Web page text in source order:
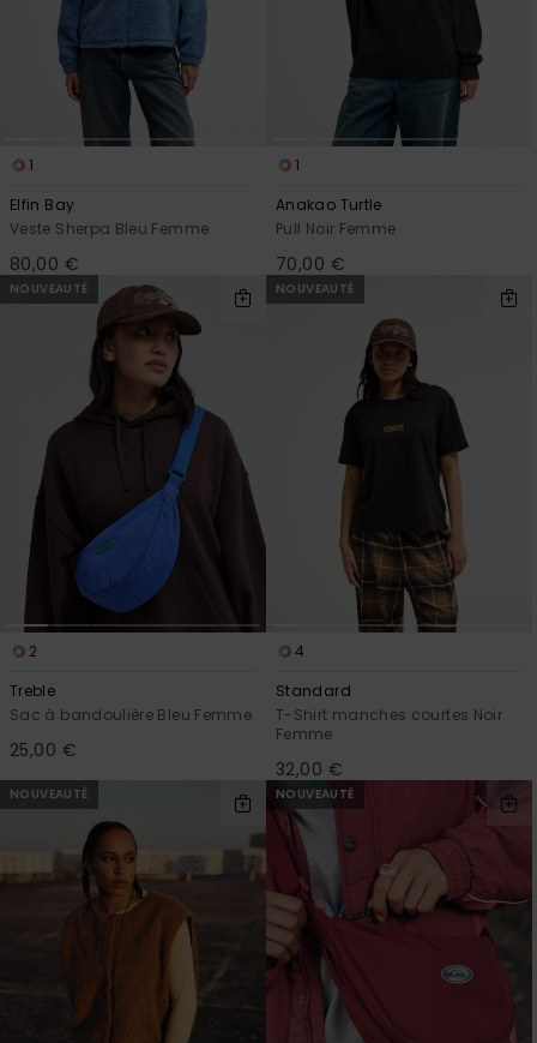
1
Elfin Bay
Veste Sherpa Bleu Femme
80,00 €
1
Anakao Turtle
Pull Noir Femme
70,00 €
NOUVEAUTÉ
2
Treble
Sac à bandoulière Bleu Femme
25,00 €
NOUVEAUTÉ
4
Standard
T-Shirt manches courtes Noir
Femme
32,00 €
NOUVEAUTÉ NOUVEAUTÉ